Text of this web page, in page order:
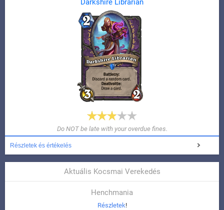
Darkshire Librarian
Do NOT be late with your overdue fines.
Részletek és értékelés
Aktuális Kocsmai Verekedés
Henchmania
Részletek!